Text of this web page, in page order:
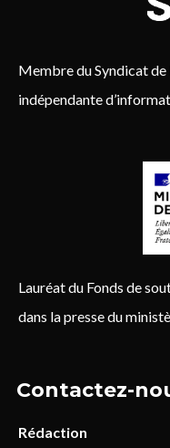
Membre du Syndicat de
indépendante
Lauréat du Fonds de
dans la presse du
Contactez-
Rédaction